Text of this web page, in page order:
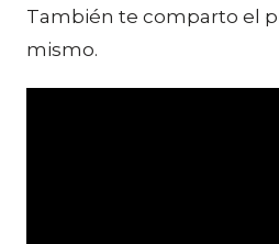
También te comparto el
mismo.